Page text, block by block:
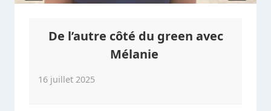
De l’autre côté du green avec
Mélanie
16 juillet 2025